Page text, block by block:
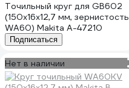
Точильный круг для GB602
(150x16x12,7 мм, зернистость
WA60) Makita A-47210
Подписаться
Нет в наличии